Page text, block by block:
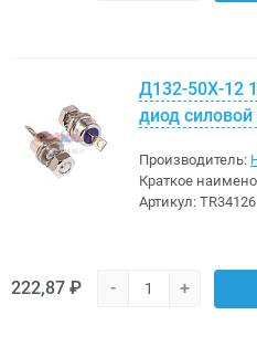
Д132-50Х-12
диод силовой
Производитель:
Краткое
Артикул:
222,87 ₽ - +